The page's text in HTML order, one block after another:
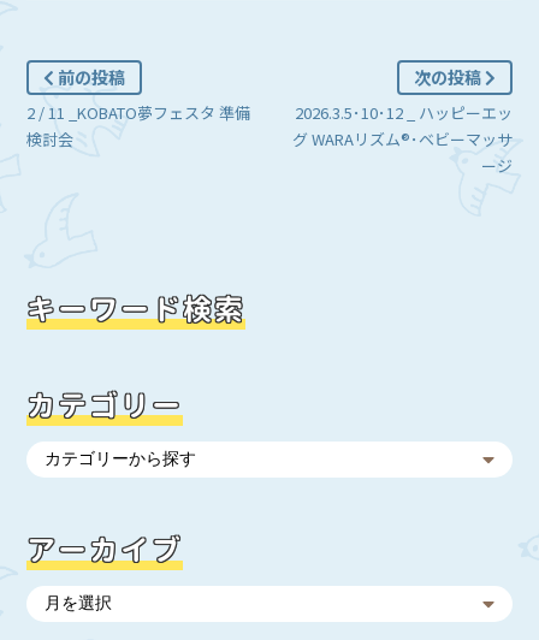
前の投稿
2 / 11 _KOBATO夢フェスタ 準備
検討会
次の投稿
2026.3.5･10･12 _ ハッピーエッ
グ WARAリズム®･ベビーマッサ
ージ
キーワード検索
カテゴリー
アーカイブ